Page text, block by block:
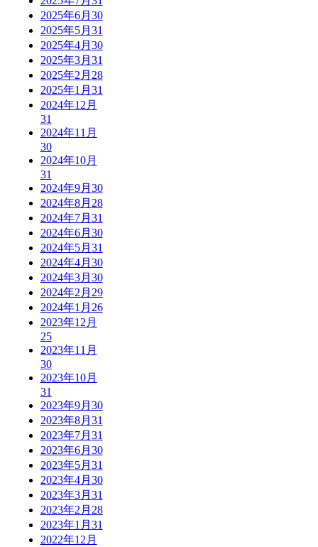
2025年6月 30
2025年5月 31
2025年4月 30
2025年3月 31
2025年2月 28
2025年1月 31
2024年12月
31
2024年11月
30
2024年10月
31
2024年9月 30
2024年8月 28
2024年7月 31
2024年6月 30
2024年5月 31
2024年4月 30
2024年3月 30
2024年2月 29
2024年1月 26
2023年12月
25
2023年11月
30
2023年10月
31
2023年9月 30
2023年8月 31
2023年7月 31
2023年6月 30
2023年5月 31
2023年4月 30
2023年3月 31
2023年2月 28
2023年1月 31
2022年12月